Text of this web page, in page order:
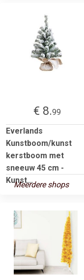
€ 8.99
Everlands
Kunstboom/kunst
kerstboom met
sneeuw 45 cm -
Kunst...
Meerdere shops